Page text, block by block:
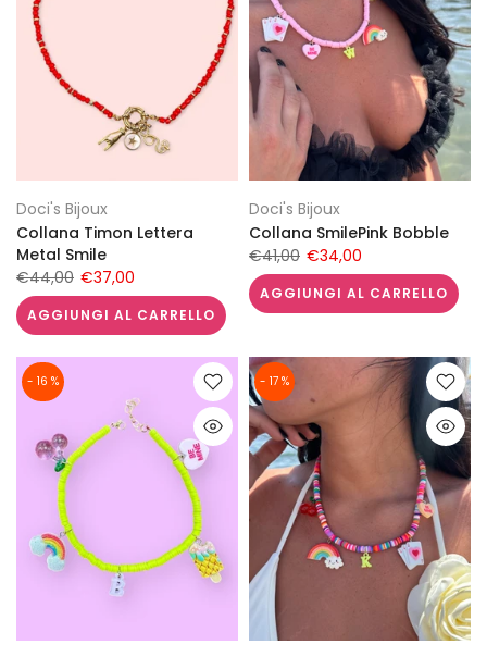
Doci's Bijoux
Collana Timon Lettera
Metal Smile
€44,00 €37,00
AGGIUNGI AL CARRELLO
Doci's Bijoux
Collana SmilePink Bobble
€41,00 €34,00
AGGIUNGI AL CARRELLO
- 16 % - 17 %